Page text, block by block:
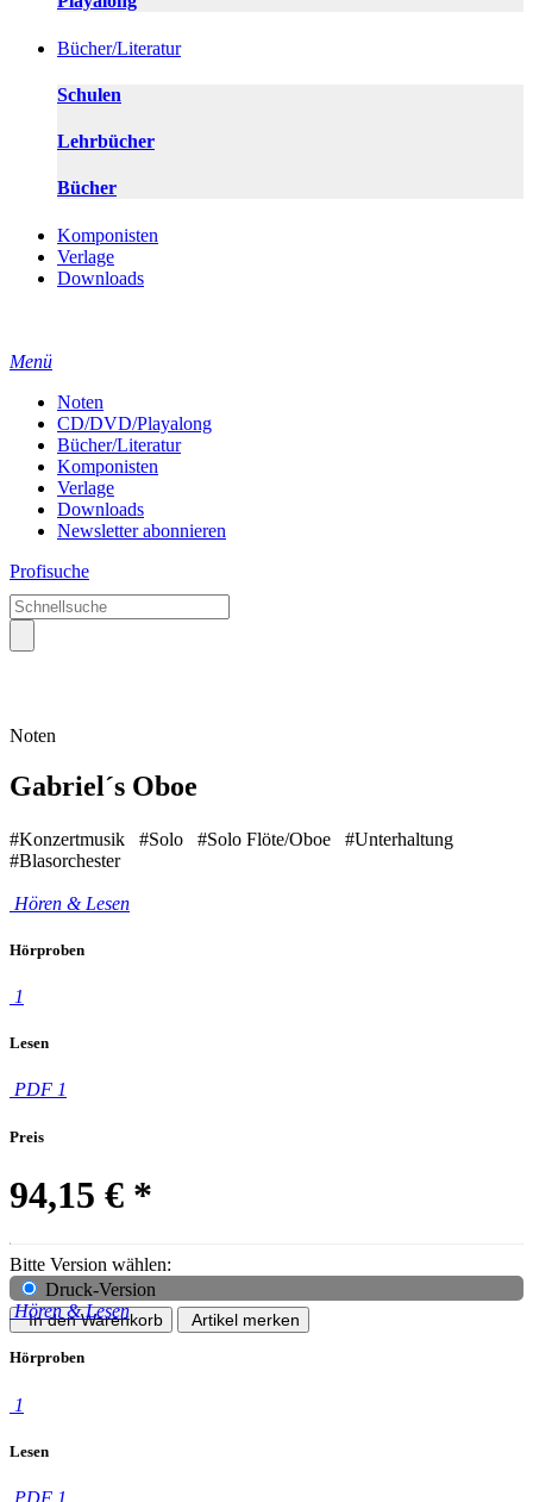
Bücher/Literatur
Schulen
Lehrbücher
Bücher
Komponisten
Verlage
Downloads
Menü
Noten
CD/DVD/Playalong
Bücher/Literatur
Komponisten
Verlage
Downloads
Newsletter abonnieren
Profisuche
Noten
Gabriel´s Oboe
#Konzertmusik #Solo #Solo Flöte/Oboe
#Unterhaltung
#Blasorchester
Hören & Lesen
Hörproben
1
Lesen
PDF 1
Preis
94,15 € *
Bitte Version wählen:
Druck-Version
In den Warenkorb Artikel merken
Hören & Lesen
Hörproben
1
Lesen
PDF 1